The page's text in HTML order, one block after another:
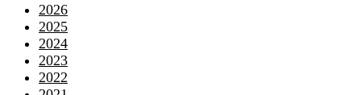
2026
2025
2024
2023
2022